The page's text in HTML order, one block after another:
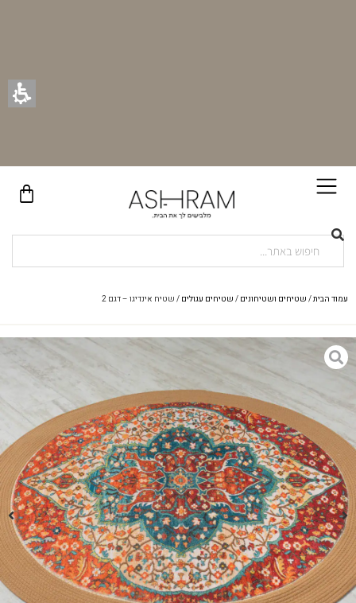
עמוד הבית/ שטיחים ושטיחונים / שטיחים עגולים / שטיח אינדיגו – דגם 2